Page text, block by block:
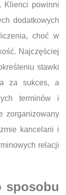
Klienci powinni
dodatkowych
choć w
Najczęściej
stawki
za sukces, a
terminów i
zorganizowany
kancelarii i
relacji
sposobu